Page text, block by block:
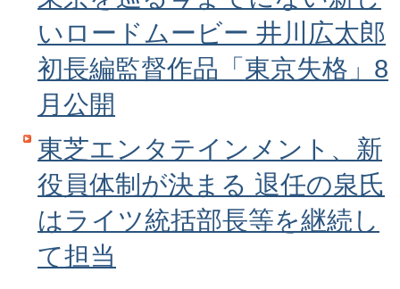
いロードムービー 井川広太郎
初長編監督作品「東京失格」8
月公開
東芝エンタテインメント、新
役員体制が決まる 退任の泉氏
はライツ統括部長等を継続し
て担当